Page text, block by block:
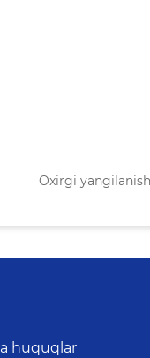
Oxirgi yangilanish:
huquqlar